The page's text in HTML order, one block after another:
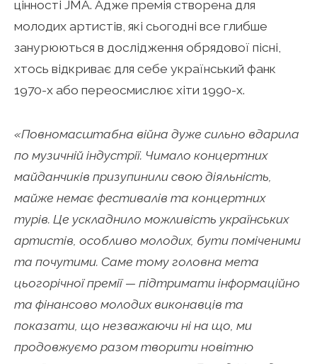
цінності JMA. Адже премія створена для
молодих артистів, які сьогодні все глибше
занурюються в дослідження обрядової пісні,
хтось відкриває для себе український фанк
1970-х або переосмислює хіти 1990-х.
«Повномасштабна війна дуже сильно вдарила
по музичній індустрії. Чимало концертних
майданчиків призупинили свою діяльність,
майже немає фестивалів та концертних
турів. Це ускладнило можливість українських
артистів, особливо молодих, бути поміченими
та почутими. Саме тому головна мета
цьогорічної премії — підтримати інформаційно
та фінансово молодих виконавців та
показати, що незважаючи ні на що, ми
продовжуємо разом творити новітню